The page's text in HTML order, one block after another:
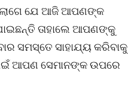
ଯେ ଆଜି ଆପଣଙ୍କ
ତାହାଲେ ଆପଣଙ୍କୁ
ସମସ୍ତେ ସାହାଯ୍ୟ କରିବାକୁ
ଆପଣ ସେମାନଙ୍କ ଉପରେ